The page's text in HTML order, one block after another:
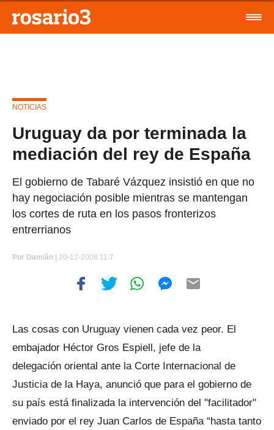
NOTICIAS
Uruguay da por terminada la
mediación del rey de España
El gobierno de Tabaré Vázquez insistió en que no
hay negociación posible mientras se mantengan
los cortes de ruta en los pasos fronterizos
entrerrianos
Por Damián | 20-12-2006 11:7
Las cosas con Uruguay vienen cada vez peor. El
embajador Héctor Gros Espiell, jefe de la
delegación oriental ante la Corte Internacional de
Justicia de la Haya, anunció que para el gobierno de
su país está finalizada la intervención del "facilitador"
enviado por el rey Juan Carlos de España “hasta tanto